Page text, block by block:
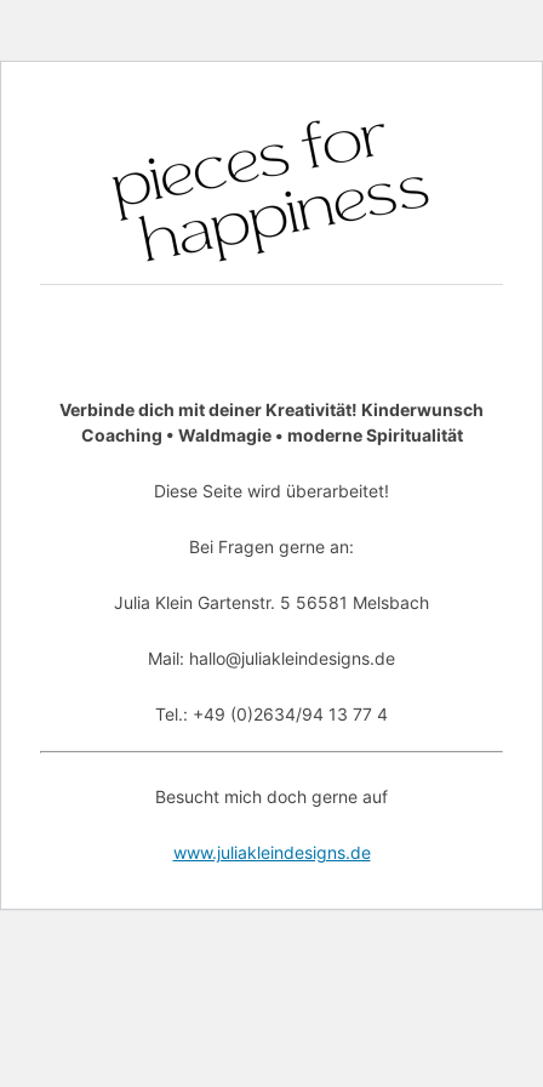
Verbinde dich mit deiner Kreativität! Kinderwunsch
Coaching • Waldmagie • moderne Spiritualität
Diese Seite wird überarbeitet!
Bei Fragen gerne an:
Julia Klein Gartenstr. 5 56581 Melsbach
Mail: hallo@juliakleindesigns.de
Tel.: +49 (0)2634/94 13 77 4
Besucht mich doch gerne auf
www.juliakleindesigns.de